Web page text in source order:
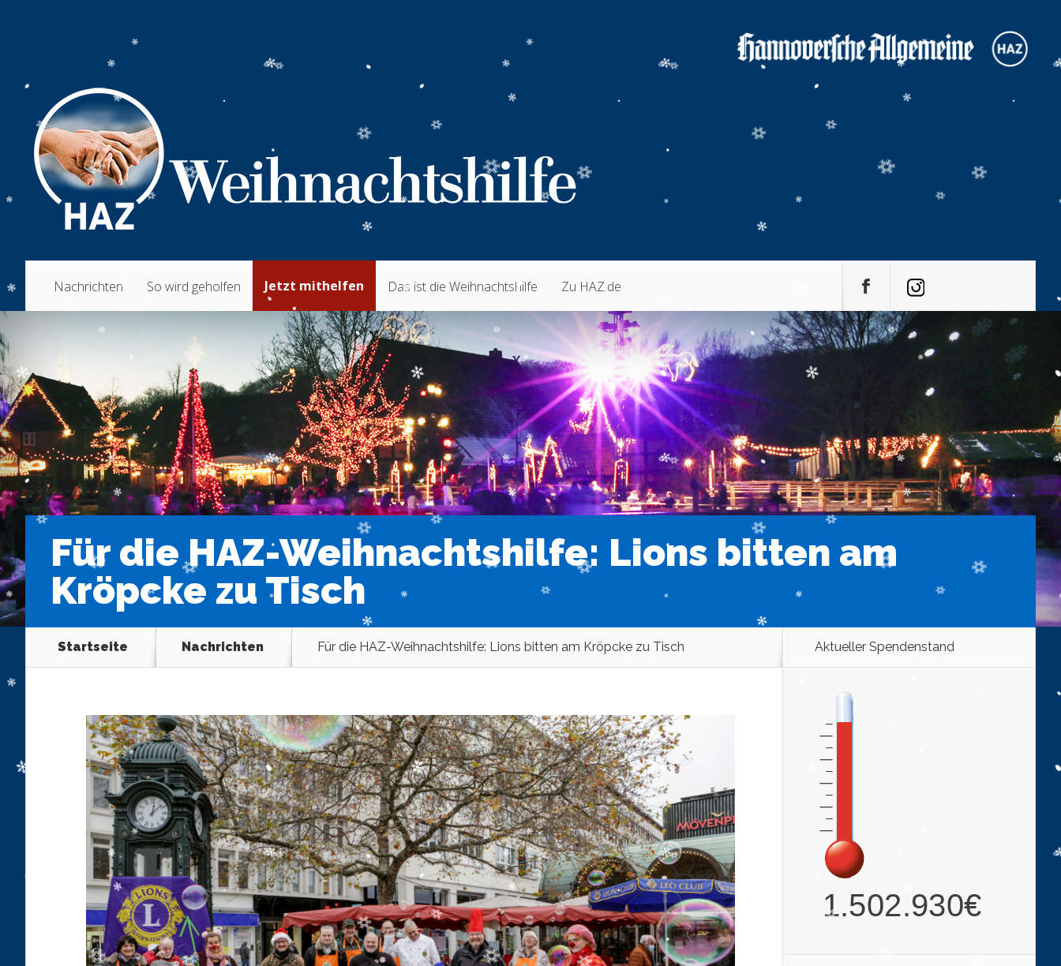
Nachrichten So wird geholfen Jetzt mithelfen Das ist die Weihnachtshilfe Zu HAZ.de
Für die HAZ-Weihnachtshilfe: Lions bitten am
Kröpcke zu Tisch
Startseite Nachrichten Für die HAZ-Weihnachtshilfe: Lions bitten am Kröpcke zu Tisch Aktueller Spendenstand